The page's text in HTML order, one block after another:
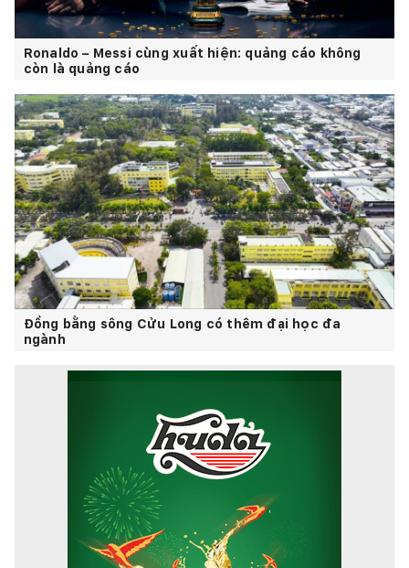
Ronaldo – Messi cùng xuất hiện: quảng cáo không
còn là quảng cáo
Đồng bằng sông Cửu Long có thêm đại học đa
ngành